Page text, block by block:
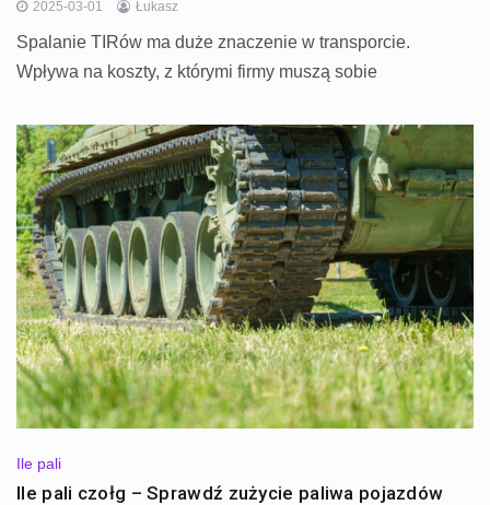
2025-03-01 Łukasz
Spalanie TIRów ma duże znaczenie w transporcie.
Wpływa na koszty, z którymi firmy muszą sobie
Ile pali
Ile pali czołg – Sprawdź zużycie paliwa pojazdów